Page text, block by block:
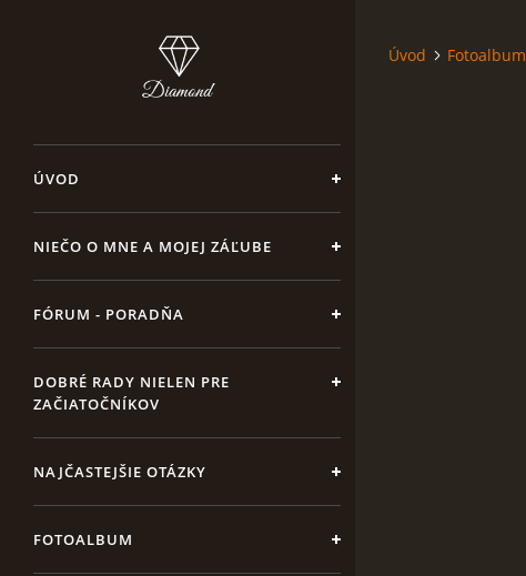
ÚVOD
NIEČO O MNE A MOJEJ ZÁĽUBE
FÓRUM - PORADŇA
DOBRÉ RADY NIELEN PRE
ZAČIATOČNÍKOV
NAJČASTEJŠIE OTÁZKY
FOTOALBUM
Úvod Fotoalbum